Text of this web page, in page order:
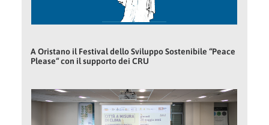
A Oristano il Festival dello Sviluppo Sostenibile “Peace
Please“ con il supporto dei CRU